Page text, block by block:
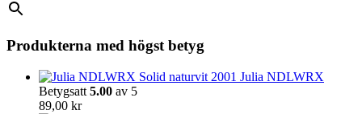
kan
på
produktsidan
Produkterna med högst betyg
Julia NDLWRX
Betygsatt 5.00 av 5
89,00 kr